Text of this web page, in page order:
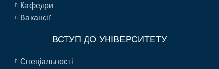
Кафедри
Вакансії
ВСТУП ДО УНІВЕРСИТЕТУ
Спеціальності